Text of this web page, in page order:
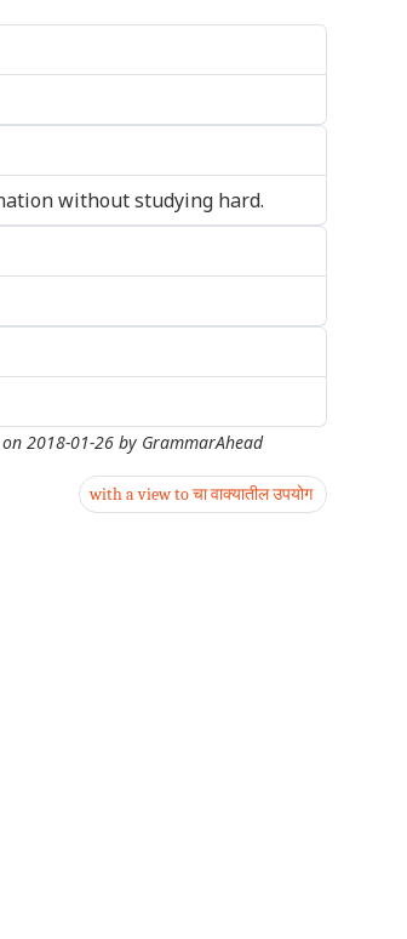
without studying hard.
2018-01-26 by GrammarAhead
with a view to चा वाक्यातील उपयोग